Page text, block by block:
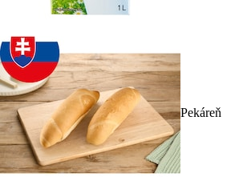
Pekáreň